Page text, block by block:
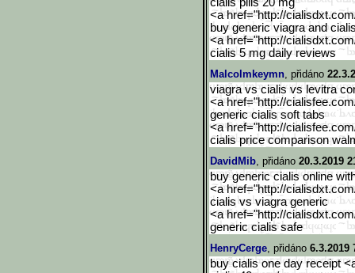
<a href="http://
buy generic viagra and
<a href="http://
cialis 5 mg daily reviews
Malcolmkeymn, přidáno
viagra vs cialis vs levitra
<a href="http://
generic cialis soft tabs
<a href="http://
cialis price comparison
DavidMib, přidáno 20.3.2019
buy generic cialis online
<a href="http://
cialis vs viagra generic
<a href="http://
generic cialis safe
HenryCerge, přidáno 6.3.2019
buy cialis one day receipt